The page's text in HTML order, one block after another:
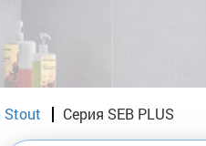
Stout Серия SEB PLUS